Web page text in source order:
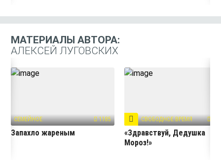
МАТЕРИАЛЫ АВТОРА:
АЛЕКСЕЙ ЛУГОВСКИХ
СЕМЕЙНОЕ 1185
Запахло жареным
СВОБОДНОЕ ВРЕМЯ
«Здравствуй, Дедушка
Мороз!»